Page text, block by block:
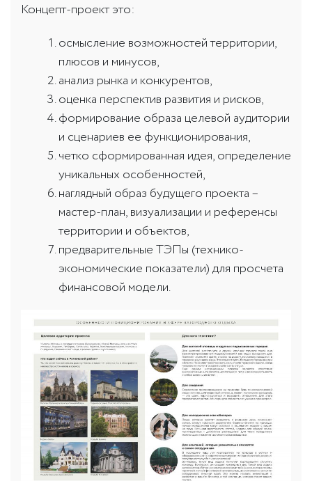
Концепт-проект это:
осмысление возможностей территории,
плюсов и минусов,
анализ рынка и конкурентов,
оценка перспектив развития и рисков,
формирование образа целевой аудитории
и сценариев ее функционирования,
четко сформированная идея, определение
уникальных особенностей,
наглядный образ будущего проекта –
мастер-план, визуализации и референсы
территории и объектов,
предварительные ТЭПы (технико-
экономические показатели) для просчета
финансовой модели.